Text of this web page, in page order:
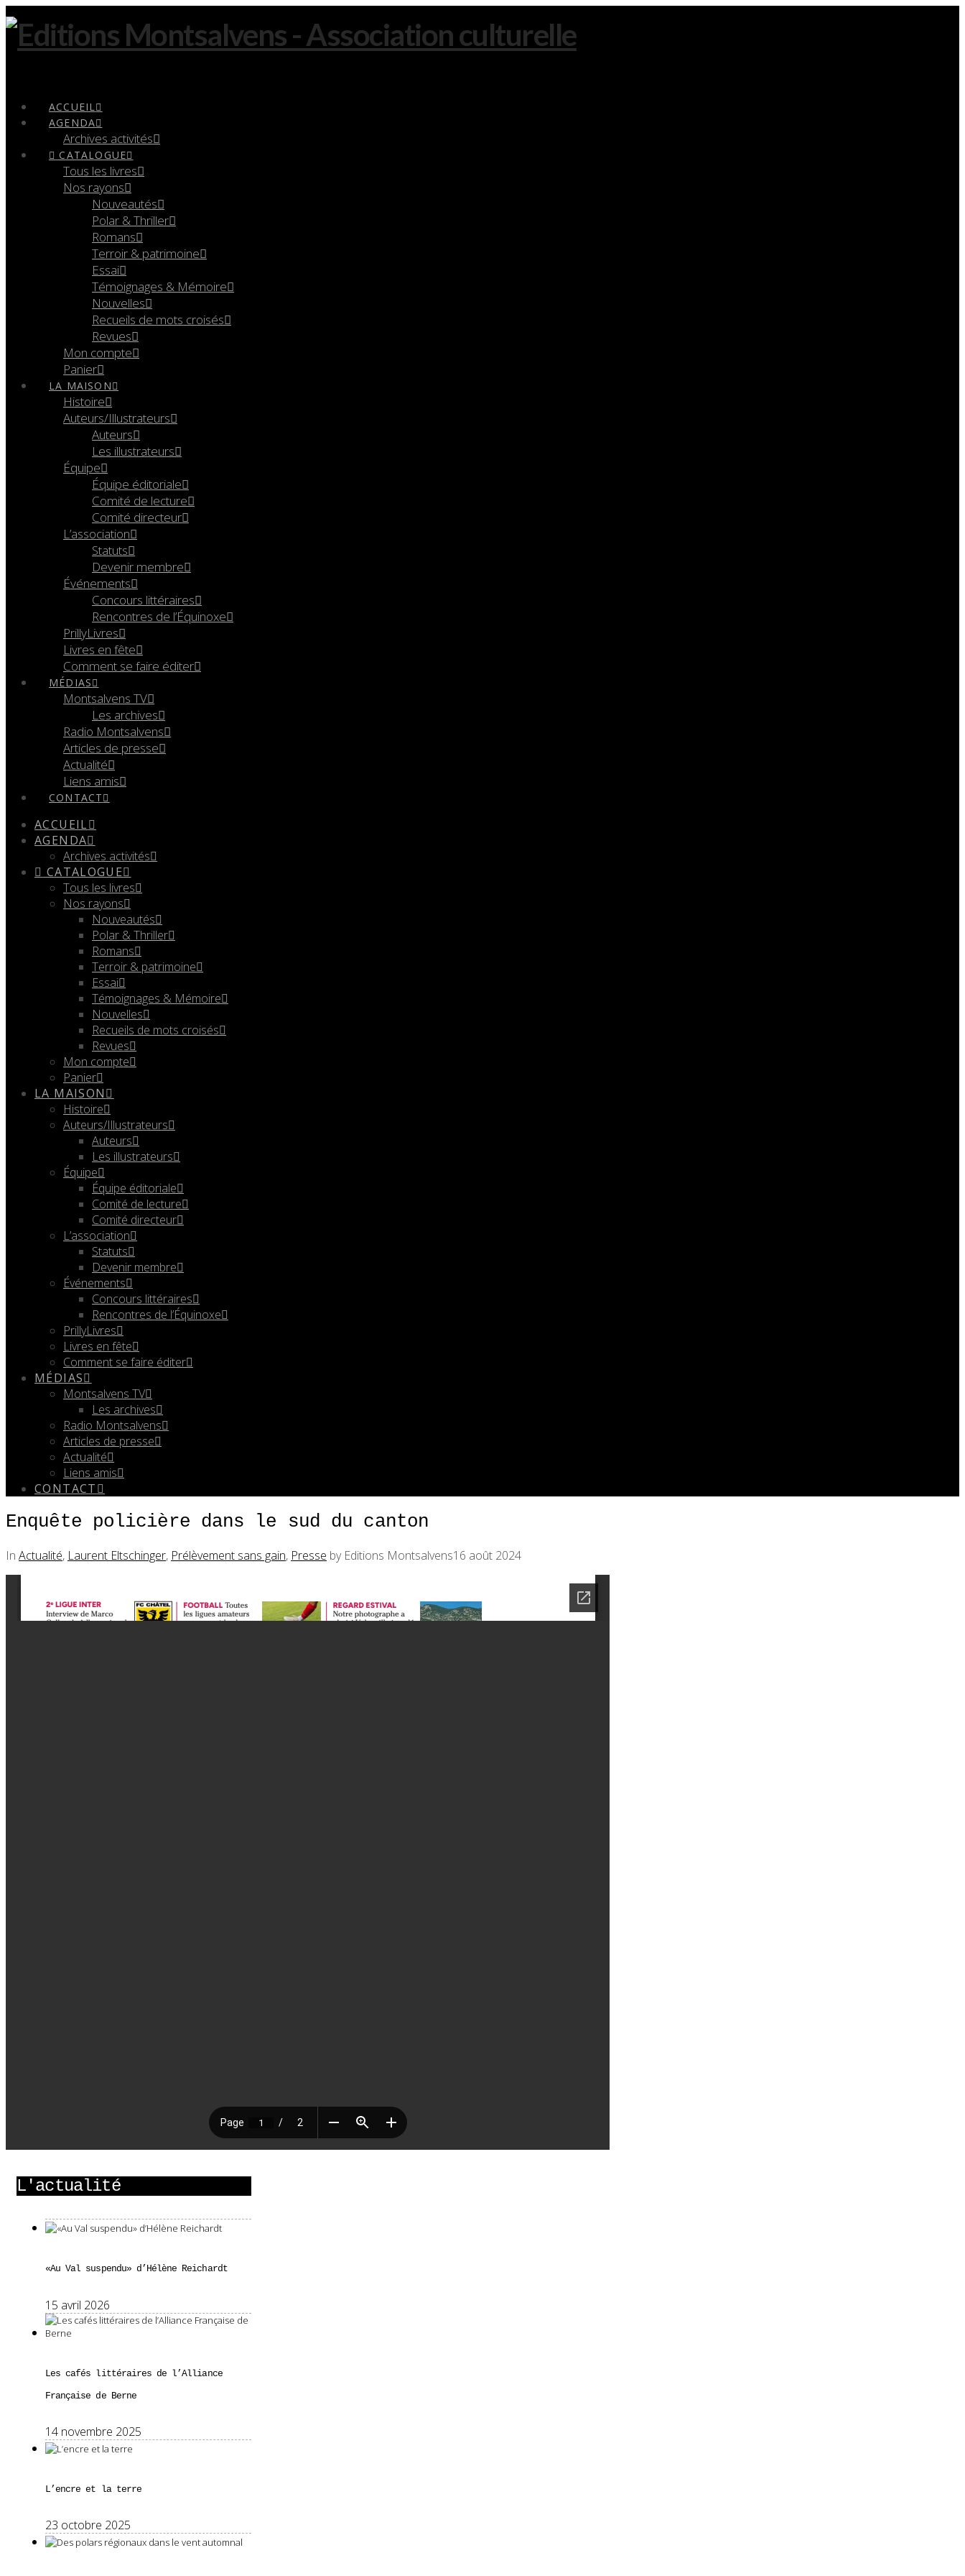
ACCUEIL
AGENDA
Archives activités
CATALOGUE
Tous les livres
Nos rayons
Nouveautés
Polar & Thriller
Romans
Terroir & patrimoine
Essai
Témoignages & Mémoire
Nouvelles
Recueils de mots croisés
Revues
Mon compte
Panier
LA MAISON
Histoire
Auteurs/Illustrateurs
Auteurs
Les illustrateurs
Équipe
Équipe éditoriale
Comité de lecture
Comité directeur
L’association
Statuts
Devenir membre
Événements
Concours littéraires
Rencontres de l’Équinoxe
PrillyLivres
Livres en fête
Comment se faire éditer
MÉDIAS
Montsalvens TV
Les archives
Radio Montsalvens
Articles de presse
Actualité
Liens amis
CONTACT
ACCUEIL
AGENDA
Archives activités
CATALOGUE
Tous les livres
Nos rayons
Nouveautés
Polar & Thriller
Romans
Terroir & patrimoine
Essai
Témoignages & Mémoire
Nouvelles
Recueils de mots croisés
Revues
Mon compte
Panier
LA MAISON
Histoire
Auteurs/Illustrateurs
Auteurs
Les illustrateurs
Équipe
Équipe éditoriale
Comité de lecture
Comité directeur
L’association
Statuts
Devenir membre
Événements
Concours littéraires
Rencontres de l’Équinoxe
PrillyLivres
Livres en fête
Comment se faire éditer
MÉDIAS
Montsalvens TV
Les archives
Radio Montsalvens
Articles de presse
Actualité
Liens amis
CONTACT
Enquête policière dans le sud du canton
In Actualité, Laurent Eltschinger, Prélèvement sans gain, Presse by Editions Montsalvens16 août 2024
L'actualité
«Au Val suspendu» d’Hélène Reichardt
15 avril 2026
Les cafés littéraires de l’Alliance
Française de Berne
14 novembre 2025
L’encre et la terre
23 octobre 2025